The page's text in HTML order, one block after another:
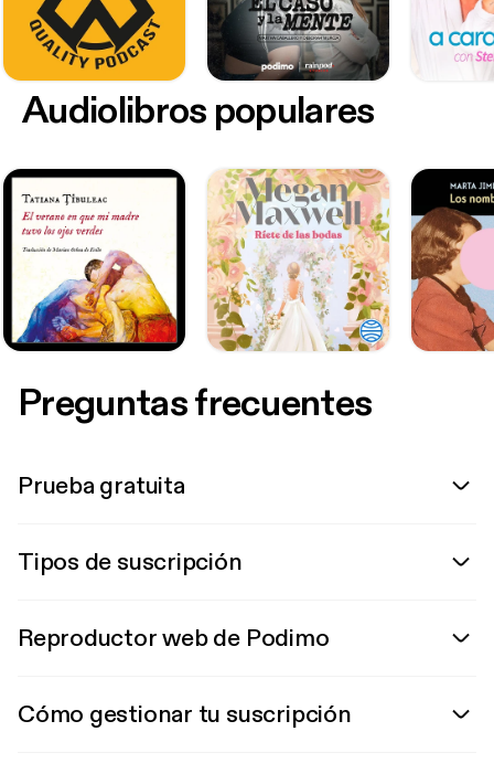
Audiolibros populares
Preguntas frecuentes
Prueba gratuita
Tipos de suscripción
Reproductor web de Podimo
Cómo gestionar tu suscripción